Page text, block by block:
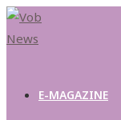
E-MAGAZINE